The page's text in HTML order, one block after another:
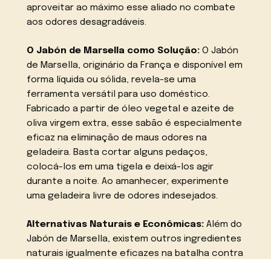
aproveitar ao máximo esse aliado no combate
aos odores desagradáveis.
O Jabón de Marsella como Solução: O Jabón
de Marsella, originário da França e disponível em
forma líquida ou sólida, revela-se uma
ferramenta versátil para uso doméstico.
Fabricado a partir de óleo vegetal e azeite de
oliva virgem extra, esse sabão é especialmente
eficaz na eliminação de maus odores na
geladeira. Basta cortar alguns pedaços,
colocá-los em uma tigela e deixá-los agir
durante a noite. Ao amanhecer, experimente
uma geladeira livre de odores indesejados.
Alternativas Naturais e Econômicas: Além do
Jabón de Marsella, existem outros ingredientes
naturais igualmente eficazes na batalha contra